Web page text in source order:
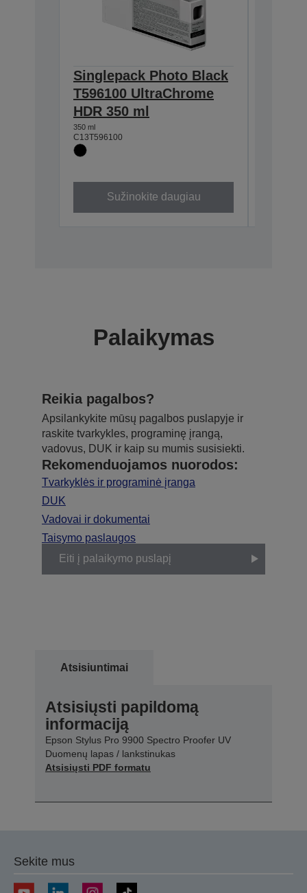
Singlepack Photo Black
T596100 UltraChrome
HDR 350 ml
350 ml
C13T596100
Sužinokite daugiau
Palaikymas
Reikia pagalbos?
Apsilankykite mūsų pagalbos puslapyje ir
raskite tvarkykles, programinę įrangą,
vadovus, DUK ir kaip su mumis susisiekti.
Rekomenduojamos nuorodos:
Tvarkyklės ir programinė įranga
DUK
Vadovai ir dokumentai
Taisymo paslaugos
Eiti į palaikymo puslapį
Atsisiuntimai
Atsisiųsti papildomą
informaciją
Epson Stylus Pro 9900 Spectro Proofer UV
Duomenų lapas / lankstinukas
Atsisiųsti PDF formatu
Sekite mus